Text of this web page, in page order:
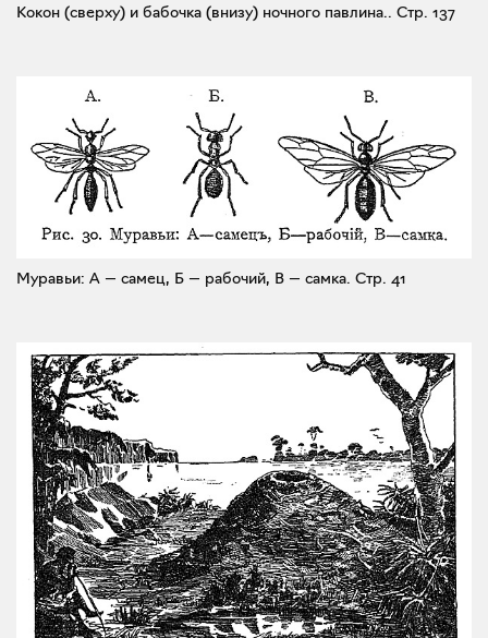
Кокон (сверху) и бабочка (внизу) ночного павлина.. Стр. 137
Муравьи: А — самец, Б — рабочий, В — самка. Стр. 41